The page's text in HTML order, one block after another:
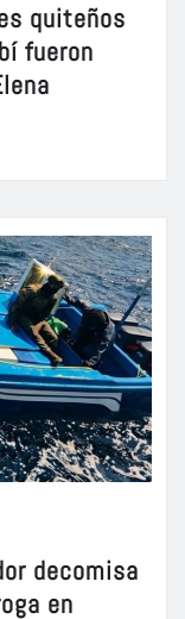
quiteños
fueron
decomisa
en